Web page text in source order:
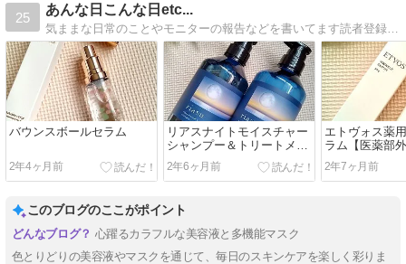
25
あんな日こんな日etc...
気ままな日常のことやモニターの報告などを書いてます読者登録していただけると嬉しいです^^※ 宣伝、誘導と思われるコメントは 申し訳ありませんが、返信は遠…
バウンスボールセラム
2年4ヶ月前
リアスナイトモイスチャー
シャンプー＆トリートメン
ト
2年6ヶ月前
エトヴォス薬
ラム【医薬部
2年7ヶ月前
このブログのここがポイント
心躍るカラフルな美容液と多機能マスク
色とりどりの美容液やマスクを通じて、毎日のスキンケアを楽しく彩りま